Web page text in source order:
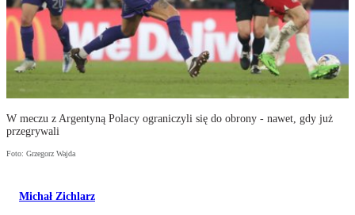
W meczu z Argentyną Polacy ograniczyli się do obrony - nawet, gdy już
przegrywali
Foto: Grzegorz Wajda
Michał Zichlarz